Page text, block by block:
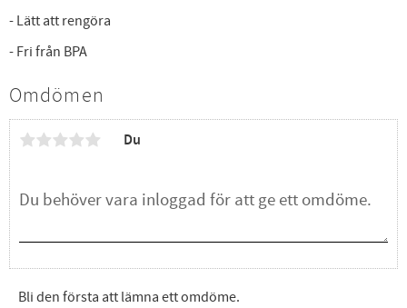
- Lätt att rengöra
- Fri från BPA
Omdömen
Du
Bli den första att lämna ett omdöme.